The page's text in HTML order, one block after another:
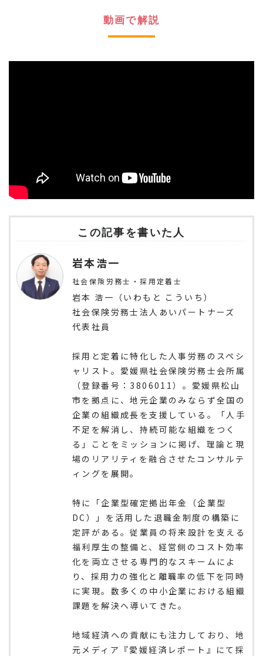
動画で解説
この記事を書いた人
岩本浩一
社会保険労務士・採用定着士
岩本 浩一（いわもと こういち）
社会保険労務士法人あいパートナーズ
代表社員
採用と定着に特化した人事労務のスペシ
ャリスト。愛媛県社会保険労務士会所属
（登録番号：3806011）。愛媛県松山
市を拠点に、地元企業のみならず全国の
企業の組織成長を支援している。「人手
不足を解消し、持続可能な組織をつく
る」ことをミッションに掲げ、理論と現
場のリアリティを融合させたコンサルテ
ィングを展開。
特に「企業型確定拠出年金（企業型
DC）」を活用した退職金制度の構築に
定評がある。従業員の将来設計を支える
福利厚生の整備と、経営側のコスト効率
化を両立させる専門的なスキームによ
り、採用力の強化と離職率の低下を同時
に実現。数多くの中小企業における組織
課題を解決へ導いてきた。
地域経済への貢献にも注力しており、地
元メディア『愛媛経済レポート』にて採